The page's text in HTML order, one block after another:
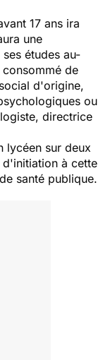
17 ans ira
une
études au-
de
d'origine,
ou
directrice
lycéen sur deux
à cette
santé publique.